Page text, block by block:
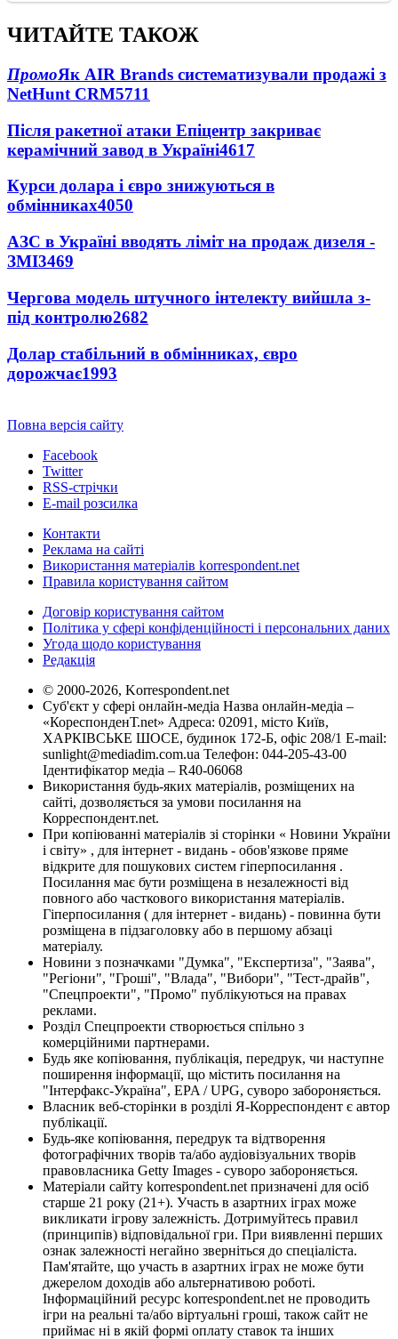
ЧИТАЙТЕ ТАКОЖ
ПромоЯк AIR Brands систематизували продажі з
NetHunt CRM5711
Після ракетної атаки Епіцентр закриває
керамічний завод в Україні4617
Курси долара і євро знижуються в
обмінниках4050
АЗС в Україні вводять ліміт на продаж дизеля -
ЗМІ3469
Чергова модель штучного інтелекту вийшла з-
під контролю2682
Долар стабільний в обмінниках, євро
дорожчає1993
Повна версія сайту
Facebook
Twitter
RSS-стрічки
E-mail розсилка
Контакти
Реклама на сайті
Використання матеріалів korrespondent.net
Правила користування сайтом
Договір користування сайтом
Політика у сфері конфіденційності і персональних даних
Угода щодо користування
Редакція
© 2000-2026, Korrespondent.net
Суб'єкт у сфері онлайн-медіа Назва онлайн-медіа –
«КореспонденТ.net» Адреса: 02091, місто Київ,
ХАРКІВСЬКЕ ШОСЕ, будинок 172-Б, офіс 208/1 E-mail:
sunlight@mediadim.com.ua Телефон: 044-205-43-00
Ідентифікатор медіа – R40-06068
Використання будь-яких матеріалів, розміщених на
сайті, дозволяється за умови посилання на
Корреспондент.net.
При копіюванні матеріалів зі сторінки « Новини України
і світу» , для інтернет - видань - обов'язкове пряме
відкрите для пошукових систем гіперпосилання .
Посилання має бути розміщена в незалежності від
повного або часткового використання матеріалів.
Гіперпосилання ( для інтернет - видань) - повинна бути
розміщена в підзаголовку або в першому абзаці
матеріалу.
Новини з позначками "Думка", "Експертиза", "Заява",
"Регіони", "Гроші", "Влада", "Вибори", "Тест-драйв",
"Спецпроекти", "Промо" публікуються на правах
реклами.
Розділ Спецпроекти створюється спільно з
комерційними партнерами.
Будь яке копіювання, публікація, передрук, чи наступне
поширення інформації, що містить посилання на
"Інтерфакс-Україна", EPA / UPG, суворо забороняється.
Власник веб-сторінки в розділі Я-Корреспондент є автор
публікації.
Будь-яке копіювання, передрук та відтворення
фотографічних творів та/або аудіовізуальних творів
правовласника Getty Images - суворо забороняється.
Матеріали сайту korrespondent.net призначені для осіб
старше 21 року (21+). Участь в азартних іграх може
викликати ігрову залежність. Дотримуйтесь правил
(принципів) відповідальної гри. При виявленні перших
ознак залежності негайно зверніться до спеціаліста.
Пам'ятайте, що участь в азартних іграх не може бути
джерелом доходів або альтернативою роботі.
Інформаційний ресурс korrespondent.net не проводить
ігри на реальні та/або віртуальні гроші, також сайт не
приймає ні в якій формі оплату ставок та інших